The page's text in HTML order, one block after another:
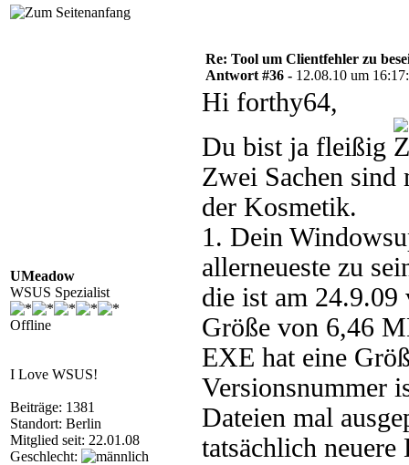
UMeadow
WSUS Spezialist
Offline
I Love WSUS!
Beiträge: 1381
Standort: Berlin
Mitglied seit: 22.01.08
Geschlecht:
Re: Tool um Clientfehler zu
Antwort #36 - 12.08.10 um
Hi forthy64,
Du bist ja fleißig
Zwei Sachen sind
der Kosmetik.
1. Dein
allerneueste zu
die ist am
Größe von 6,46
EXE hat eine
Versionsnummer
Dateien mal
tatsächlich neuere